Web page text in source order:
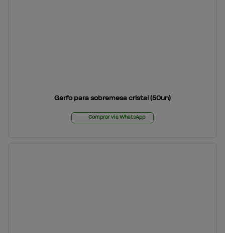
Garfo para sobremesa cristal (50un)
Comprar via WhatsApp